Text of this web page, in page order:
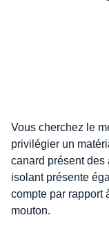
Vous cherchez le
privilégier un
canard présent des
isolant présente
compte par rapport
mouton.